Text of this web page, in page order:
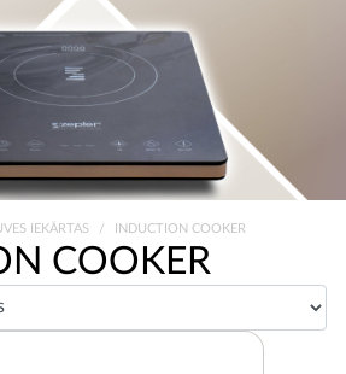
IEKĀRTAS INDUCTION COOKER
COOKER